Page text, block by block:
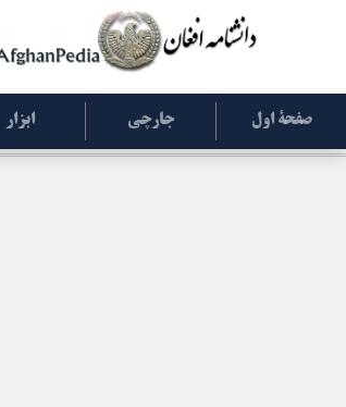
صفحۀ اول جارچی ابزار